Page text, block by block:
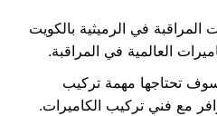
في الرميثية بالكويت
العالمية في المراقبة.
تحتاجها مهمة تركيب
مع فني تركيب الكاميرات.